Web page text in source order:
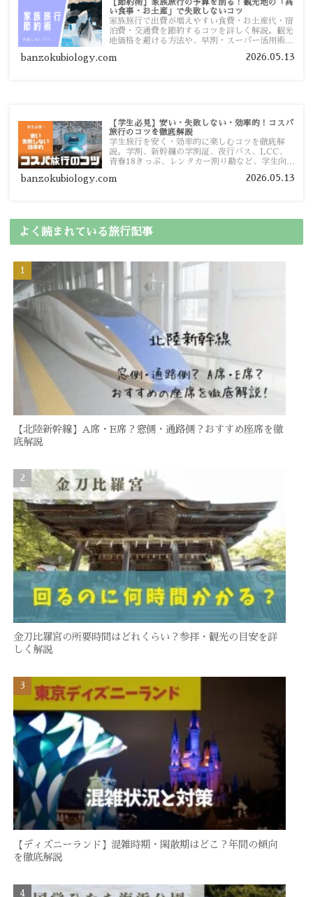
【節約術】家族旅行の予算を削る！観光地の「高
い食事・お土産」で失敗しないコツ
家族旅行で出費が増えやすい食費・お土産代・宿
泊費・交通費を節約するコツを詳しく解説。観光
地価格を避ける方法や、早割・スーパー活用術、
banzokubiology.com 2026.05.13
【学生必見】安い・失敗しない・効率的！コスパ
旅行のコツを徹底解説
学生旅行を安く・効率的に楽しむコツを徹底解
説。学割、新幹線の学割証、夜行バス、LCC、
青春18きっぷ、レンタカー割り勘など、学生向け
banzokubiology.com 2026.05.13
よく読まれている旅行記事
【北陸新幹線】A席・E席？窓側・通路側？おすすめ座席を徹
底解説
金刀比羅宮の所要時間はどれくらい？参拝・観光の目安を詳
しく解説
【ディズニーランド】混雑時期・閑散期はどこ？年間の傾向
を徹底解説